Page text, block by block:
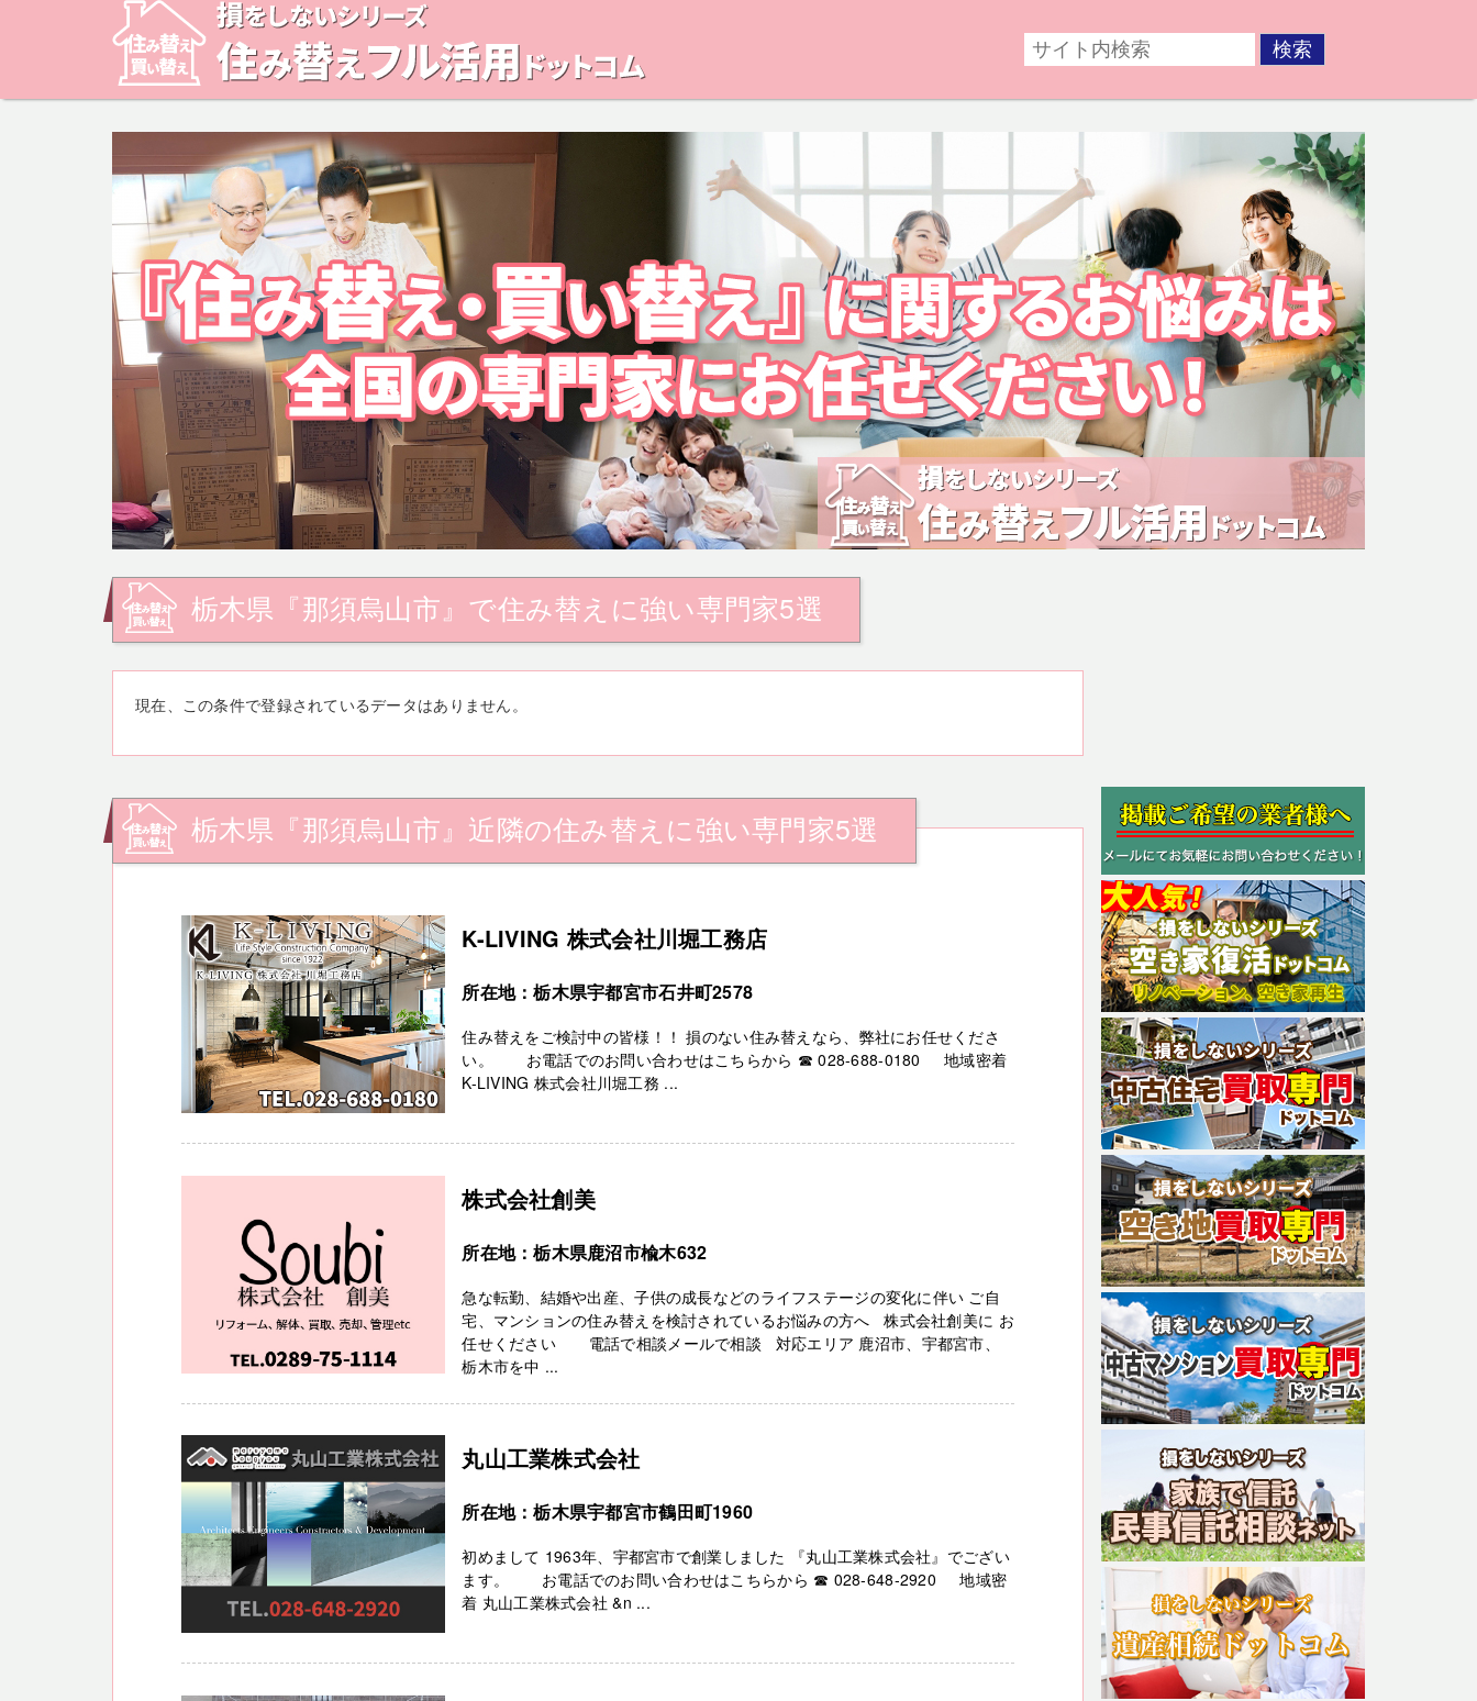
栃木県『那須烏山市』で住み替えに強い専門家5選
現在、この条件で登録されているデータはありません。
栃木県『那須烏山市』近隣の住み替えに強い専門家5選
K-LIVING 株式会社川堀工務店
所在地：栃木県宇都宮市石井町2578
住み替えをご検討中の皆様！！ 損のない住み替えなら、弊社にお任せくださ
い。 お電話でのお問い合わせはこちらから ☎ 028-688-0180 地域密着
K-LIVING 株式会社川堀工務 ...
株式会社創美
所在地：栃木県鹿沼市楡木632
急な転勤、結婚や出産、子供の成長などのライフステージの変化に伴い ご自
宅、マンションの住み替えを検討されているお悩みの方へ 株式会社創美に お
任せください 電話で相談メールで相談 対応エリア 鹿沼市、宇都宮市、
栃木市を中 ...
丸山工業株式会社
所在地：栃木県宇都宮市鶴田町1960
初めまして 1963年、宇都宮市で創業しました 『丸山工業株式会社』でござい
ます。 お電話でのお問い合わせはこちらから ☎ 028‐648‐2920 地域密
着 丸山工業株式会社 &n ...